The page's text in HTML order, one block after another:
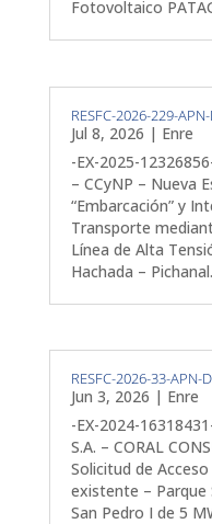
Fotovoltaico
RESFC-2026-229-
Jul 8, 2026 | Enre
-EX-2025-
– CCyNP – Nueva
“Embarcación” y
Transporte
Línea de Alta
Hachada – Pichanal.
RESFC-2026-33-APN-
Jun 3, 2026 | Enre
-EX-2024-
S.A. – CORAL
Solicitud de
existente – Parque
San Pedro I de 5